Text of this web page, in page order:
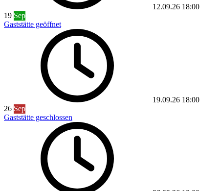
12.09.26 18:00
19 Sep
Gaststätte geöffnet
19.09.26 18:00
26 Sep
Gaststätte geschlossen